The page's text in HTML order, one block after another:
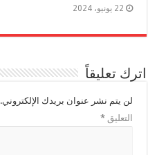
22 يونيو، 2024
اترك تعليقاً
لن يتم نشر عنوان بريدك الإلكتروني.
التعليق*